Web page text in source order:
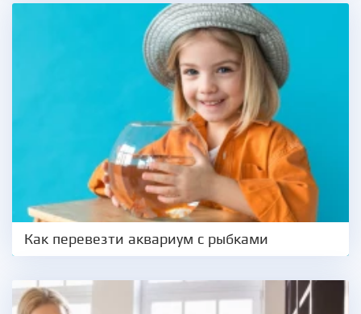
Как перевезти аквариум с рыбками